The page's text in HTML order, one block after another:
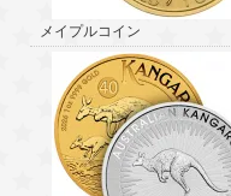
メイプルコイン